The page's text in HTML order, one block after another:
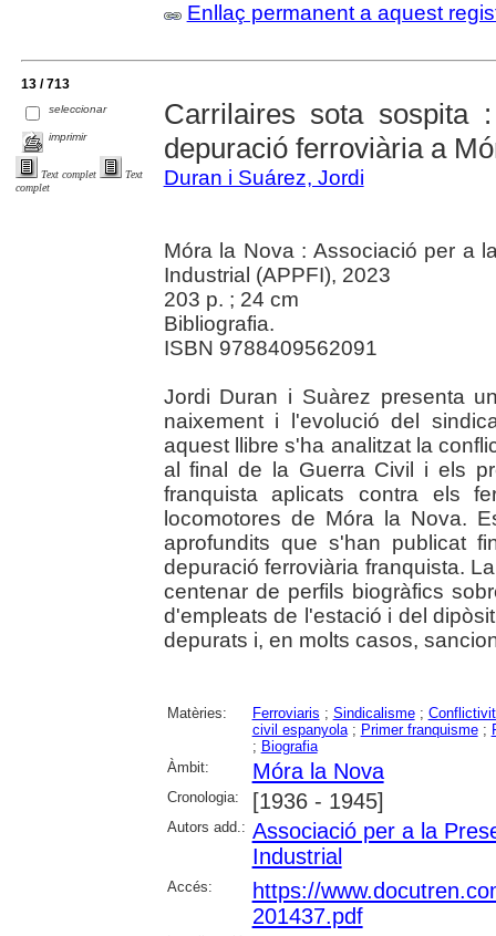
Enllaç permanent a aquest
13 / 713
seleccionar
imprimir
Text complet
Text
complet
Carrilaires sota sospita
depuració ferroviària a
Duran i Suárez, Jordi
Móra la Nova : Associació per a
Industrial (APPFI), 2023
203 p. ; 24 cm
Bibliografia.
ISBN 9788409562091
Jordi Duran i Suàrez presenta
naixement i l'evolució del
aquest llibre s'ha analitzat la
al final de la Guerra Civil i els
franquista aplicats contra els
locomotores de Móra la Nova.
aprofundits que s'han publicat
depuració ferroviària franquista.
centenar de perfils biogràfics
d'empleats de l'estació i del
depurats i, en molts casos,
Matèries: Ferroviaris ; Sindicalisme;
civil espanyola; Primer franquisme;
; Biografia
Àmbit:
Móra la Nova
Cronologia: [1936 - 1945]
Autors add.: Associació per a la
Industrial
Accés:
https://
201437.pdf